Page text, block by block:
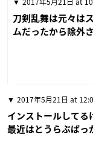
刀剣乱舞は元々は
ムだったから除外
2017年5月21日 at
インストールして
最近はとうらぶば